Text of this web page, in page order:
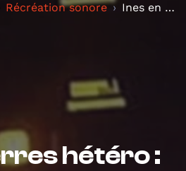
Récréation sonore Ines en terres hétéro : amour, gloire et précarité
hétéro :